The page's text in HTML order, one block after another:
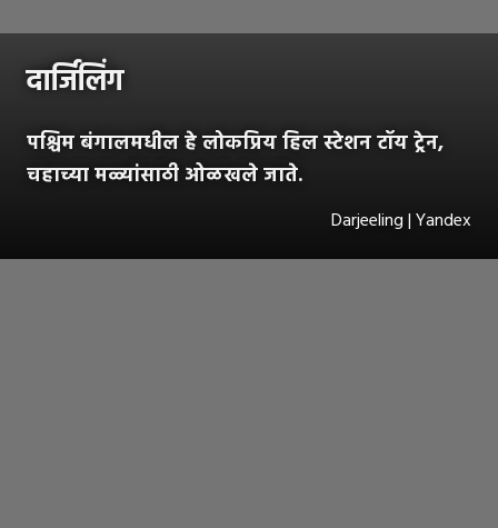
दार्जिलिंग
पश्चिम बंगालमधील हे लोकप्रिय हिल स्टेशन टॉय ट्रेन,
चहाच्या मळ्यांसाठी ओळखले जाते.
Darjeeling | Yandex